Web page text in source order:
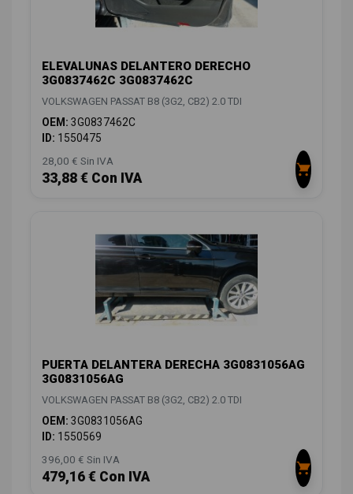
ELEVALUNAS DELANTERO DERECHO
3G0837462C 3G0837462C
VOLKSWAGEN PASSAT B8 (3G2, CB2) 2.0 TDI
OEM: 3G0837462C
ID: 1550475
28,00 € Sin IVA
33,88 € Con IVA
PUERTA DELANTERA DERECHA 3G0831056AG
3G0831056AG
VOLKSWAGEN PASSAT B8 (3G2, CB2) 2.0 TDI
OEM: 3G0831056AG
ID: 1550569
396,00 € Sin IVA
479,16 € Con IVA